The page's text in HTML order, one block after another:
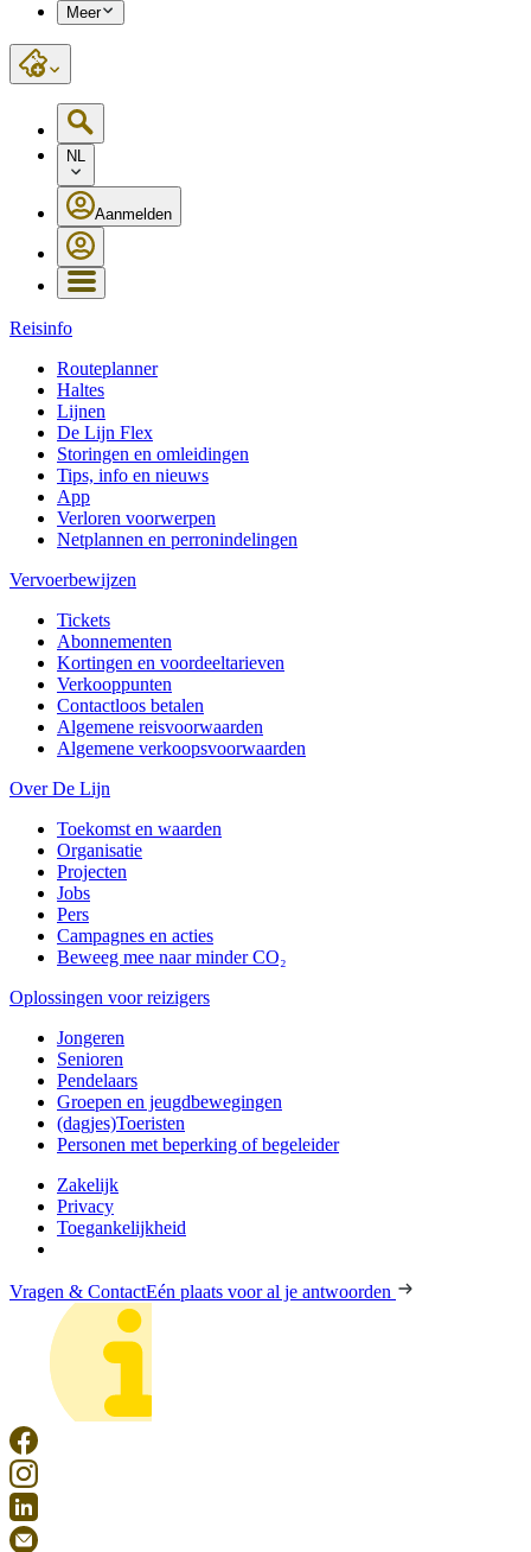
Meer
NL
Aanmelden
Reisinfo
Routeplanner
Haltes
Lijnen
De Lijn Flex
Storingen en omleidingen
Tips, info en nieuws
App
Verloren voorwerpen
Netplannen en perronindelingen
Vervoerbewijzen
Tickets
Abonnementen
Kortingen en voordeeltarieven
Verkooppunten
Contactloos betalen
Algemene reisvoorwaarden
Algemene verkoopsvoorwaarden
Over De Lijn
Toekomst en waarden
Organisatie
Projecten
Jobs
Pers
Campagnes en acties
Beweeg mee naar minder CO₂
Oplossingen voor reizigers
Jongeren
Senioren
Pendelaars
Groepen en jeugdbewegingen
(dagjes)Toeristen
Personen met beperking of begeleider
Zakelijk
Privacy
Toegankelijkheid
Vragen & ContactEén plaats voor al je antwoorden